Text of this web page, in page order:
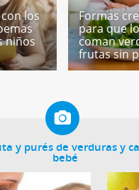
los
niños
Formas
para que
coman
frutas sin
y purés de verduras y
bebé